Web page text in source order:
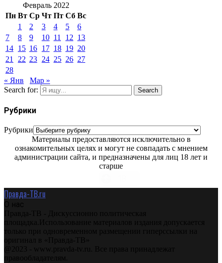
Февраль 2022
Пн Вт Ср Чт Пт Сб Вс
1
2 3 4 5
6
7
8 9 10 11 12 13
14 15 16 17 18 19 20
21
22 23 24 25 26 27
28
« Янв
Мар »
Search for:
Search
Рубрики
Рубрики
Материалы предоставляются исключительно в
ознакомительных целях и могут не совпадать с мнением
администрации сайта, и предназначены для лиц 18 лет и
старше
Правда-ТВ.ru
О нас
Правда-ТВ - Дискуссионно политическая
площадка.Использование материалов издания допускается
только при одновременном размещении гиперссылки на
оригинал в «Правда-ТВ»
@2023 - www.pravda-tv.ru. Все права принадлежат
правообладателям.